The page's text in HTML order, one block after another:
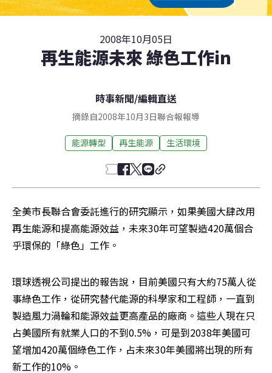
2008年10月05日
再生能源未來 綠色工作in
時事新聞/編輯直送
摘錄自2008年10月3日聯合報報導
能源轉型 再生能源 生活環境
全美市長聯合會委託進行的研究顯示，如果美國大肆改用
再生能源和提高能源效益，未來30年可望製造420萬個合
乎環保的「綠色」工作。
環球透視公司提出的報告說，目前美國只有大約75萬人從
事綠色工作，從研究替代能源的科學家和工程師，一直到
製造風力渦輪和能源效益更高產品的廠商。這些人現在只
占美國所有就業人口的不到0.5%，可是到2038年美國可
望增加420萬個綠色工作，占未來30年美國將出現的所有
新工作的10%。